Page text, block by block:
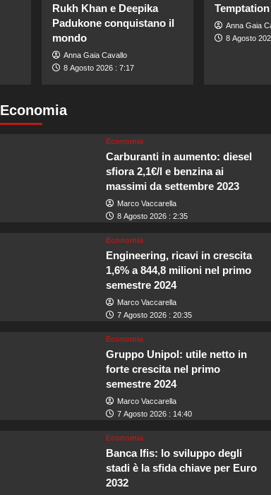
Rukh Khan e Deepika
Padukone conquistano il
mondo
Anna Gaia Cavallo
8 Agosto 2026 : 7:17
Anna Gaia
8 Agosto
Economia
Economia
Carburanti in aumento: diesel
sfiora 2,1€/l e benzina ai
massimi da settembre 2023
Marco Vaccarella
8 Agosto 2026 : 2:35
Economia
Engineering, ricavi in crescita
1,6% a 844,8 milioni nel primo
semestre 2024
Marco Vaccarella
7 Agosto 2026 : 20:35
Economia
Gruppo Unipol: utile netto in
forte crescita nel primo
semestre 2024
Marco Vaccarella
7 Agosto 2026 : 14:40
Economia
Banca Ifis: lo sviluppo degli
stadi è la sfida chiave per Euro
2032